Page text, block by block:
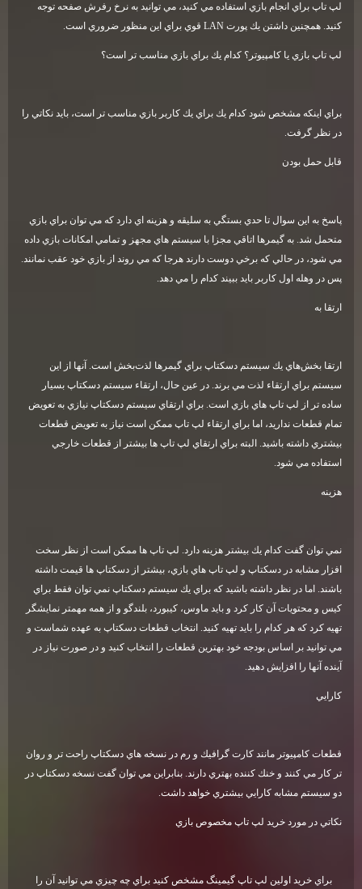
لپ تاپ براي انجام بازي استفاده مي كنيد، مي توانيد به نرخ رفرش صفحه توجه
كنيد. همچنين داشتن يك پورت LAN قوي براي اين منظور ضروري است.
لپ تاپ بازي يا كامپيوتر؟ كدام يك براي بازي مناسب تر است؟
براي اينكه مشخص شود كدام يك براي يك كاربر بازي مناسب تر است، بايد نكاتي را
در نظر گرفت.
قابل حمل بودن
پاسخ به اين سوال تا حدي بستگي به سليقه و هزينه اي دارد كه مي توان براي بازي
متحمل شد. به گيمرها اتاقي مجزا با سيستم هاي مجهز و تمامي امكانات بازي داده
مي شود، در حالي كه برخي دوست دارند هرجا كه مي روند از بازي خود عقب نمانند.
پس در وهله اول كاربر بايد ببيند كدام را مي دهد.
ارتقا به
ارتقا بخش‌هاي يك سيستم دسكتاپ براي گيمرها لذت‌بخش است. آنها از اين
سيستم براي ارتقاء لذت مي برند. در عين حال، ارتقاء سيستم دسكتاپ بسيار
ساده تر از لپ تاپ هاي بازي است. براي ارتقاي سيستم دسكتاپ نيازي به تعويض
تمام قطعات نداريد، اما براي ارتقاء لپ تاپ ممكن است نياز به تعويض قطعات
بيشتري داشته باشيد. البته براي ارتقاي لپ تاپ ها بيشتر از قطعات خارجي
استفاده مي شود.
هزينه
نمي توان گفت كدام يك بيشتر هزينه دارد. لپ تاپ ها ممكن است از نظر سخت
افزار مشابه در دسكتاپ و لپ تاپ هاي بازي، بيشتر از دسكتاپ ها قيمت داشته
باشند. اما در نظر داشته باشيد كه براي يك سيستم دسكتاپ نمي توان فقط براي
كيس و محتويات آن كار كرد و بايد ماوس، كيبورد، بلندگو و از همه مهمتر نمايشگر
تهيه كرد كه هر كدام را بايد تهيه كنيد. انتخاب قطعات دسكتاپ به عهده شماست و
مي توانيد بر اساس بودجه خود بهترين قطعات را انتخاب كنيد و در صورت نياز در
آينده آنها را افزايش دهيد.
كارايي
قطعات كامپيوتر مانند كارت گرافيك و رم در نسخه هاي دسكتاپ راحت تر و روان
تر كار مي كنند و خنك كننده بهتري دارند. بنابراين مي توان گفت نسخه دسكتاپ در
دو سيستم مشابه كارايي بيشتري خواهد داشت.
نكاتي در مورد خريد لپ تاپ مخصوص بازي
براي خريد اولين لپ تاپ گيمينگ مشخص كنيد براي چه چيزي مي توانيد آن را